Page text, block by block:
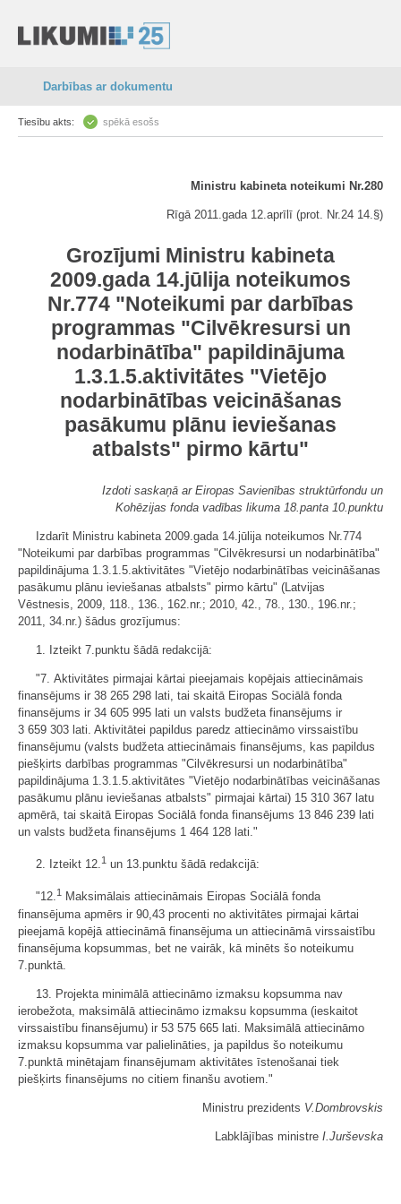
Darbības ar dokumentu
Tiesību akts: spēkā esošs
Ministru kabineta noteikumi Nr.280
Rīgā 2011.gada 12.aprīlī (prot. Nr.24 14.§)
Grozījumi Ministru kabineta
2009.gada 14.jūlija noteikumos
Nr.774 "Noteikumi par darbības
programmas "Cilvēkresursi un
nodarbinātība" papildinājuma
1.3.1.5.aktivitātes "Vietējo
nodarbinātības veicināšanas
pasākumu plānu ieviešanas
atbalsts" pirmo kārtu"
Izdoti saskaņā ar Eiropas Savienības struktūrfondu un
Kohēzijas fonda vadības likuma 18.panta 10.punktu
Izdarīt Ministru kabineta 2009.gada 14.jūlija noteikumos Nr.774
"Noteikumi par darbības programmas "Cilvēkresursi un nodarbinātība"
papildinājuma 1.3.1.5.aktivitātes "Vietējo nodarbinātības veicināšanas
pasākumu plānu ieviešanas atbalsts" pirmo kārtu" (Latvijas
Vēstnesis, 2009, 118., 136., 162.nr.; 2010, 42., 78., 130., 196.nr.;
2011, 34.nr.) šādus grozījumus:
1. Izteikt 7.punktu šādā redakcijā:
"7. Aktivitātes pirmajai kārtai pieejamais kopējais attiecināmais
finansējums ir 38 265 298 lati, tai skaitā Eiropas Sociālā fonda
finansējums ir 34 605 995 lati un valsts budžeta finansējums ir
3 659 303 lati. Aktivitātei papildus paredz attiecināmo virssaistību
finansējumu (valsts budžeta attiecināmais finansējums, kas papildus
piešķirts darbības programmas "Cilvēkresursi un nodarbinātība"
papildinājuma 1.3.1.5.aktivitātes "Vietējo nodarbinātības veicināšanas
pasākumu plānu ieviešanas atbalsts" pirmajai kārtai) 15 310 367 latu
apmērā, tai skaitā Eiropas Sociālā fonda finansējums 13 846 239 lati
un valsts budžeta finansējums 1 464 128 lati."
2. Izteikt 12.1 un 13.punktu šādā redakcijā:
"12.1
Maksimālais attiecināmais Eiropas Sociālā fonda
finansējuma apmērs ir 90,43 procenti no aktivitātes pirmajai kārtai
pieejamā kopējā attiecināmā finansējuma un attiecināmā virssaistību
finansējuma kopsummas, bet ne vairāk, kā minēts šo noteikumu
7.punktā.
13. Projekta minimālā attiecināmo izmaksu kopsumma nav
ierobežota, maksimālā attiecināmo izmaksu kopsumma (ieskaitot
virssaistību finansējumu) ir 53 575 665 lati. Maksimālā attiecināmo
izmaksu kopsumma var palielināties, ja papildus šo noteikumu
7.punktā minētajam finansējumam aktivitātes īstenošanai tiek
piešķirts finansējums no citiem finanšu avotiem."
Ministru prezidents V.Dombrovskis
Labklājības ministre I.Jurševska